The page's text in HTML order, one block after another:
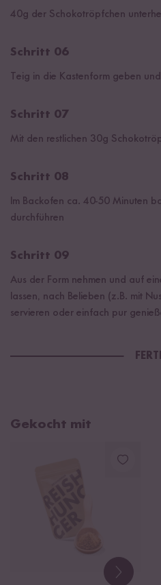
40g der Schokotröpfchen
Schritt 06
Teig in die Kastenform geben
Schritt 07
Mit den restlichen 30g
Schritt 08
Im Backofen ca. 40-50 Minuten
durchführen
Schritt 09
Aus der Form nehmen und auf
lassen, nach Belieben (z.B. mit
servieren oder einfach pur
Gekocht mit